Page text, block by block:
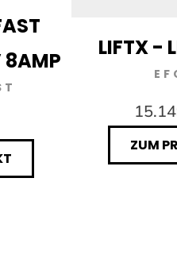
8AMP
LIFTX -
ZUM